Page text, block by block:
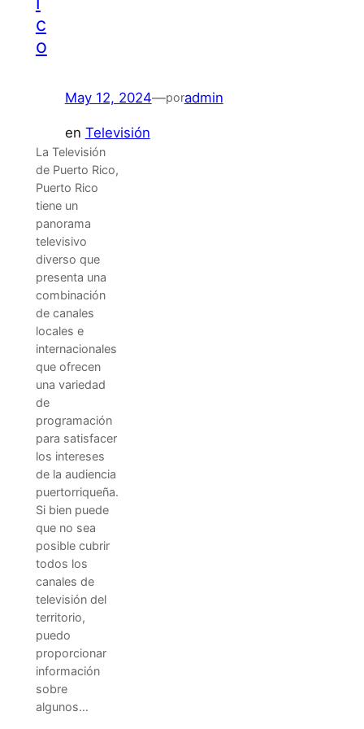
c
o
May 12, 2024—poradmin
en Televisión
La Televisión
de Puerto Rico,
Puerto Rico
tiene un
panorama
televisivo
diverso que
presenta una
combinación
de canales
locales e
internacionales
que ofrecen
una variedad
de
programación
para satisfacer
los intereses
de la audiencia
puertorriqueña.
Si bien puede
que no sea
posible cubrir
todos los
canales de
televisión del
territorio,
puedo
proporcionar
información
sobre
algunos…